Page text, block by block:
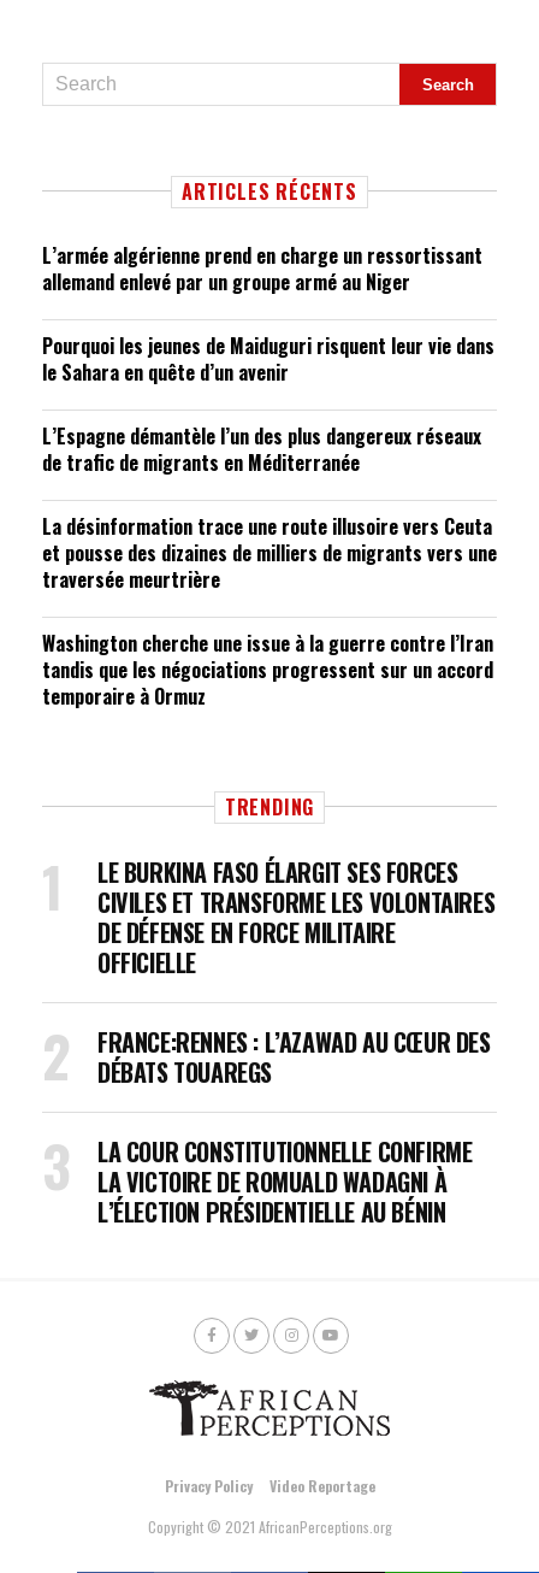
ARTICLES RÉCENTS
L’armée algérienne prend en charge un ressortissant
allemand enlevé par un groupe armé au Niger
Pourquoi les jeunes de Maiduguri risquent leur vie dans
le Sahara en quête d’un avenir
L’Espagne démantèle l’un des plus dangereux réseaux
de trafic de migrants en Méditerranée
La désinformation trace une route illusoire vers Ceuta
et pousse des dizaines de milliers de migrants vers une
traversée meurtrière
Washington cherche une issue à la guerre contre l’Iran
tandis que les négociations progressent sur un accord
temporaire à Ormuz
TRENDING
LE BURKINA FASO ÉLARGIT SES FORCES
CIVILES ET TRANSFORME LES VOLONTAIRES
DE DÉFENSE EN FORCE MILITAIRE
OFFICIELLE
FRANCE:RENNES : L’AZAWAD AU CŒUR DES
DÉBATS TOUAREGS
LA COUR CONSTITUTIONNELLE CONFIRME
LA VICTOIRE DE ROMUALD WADAGNI À
L’ÉLECTION PRÉSIDENTIELLE AU BÉNIN
Privacy Policy
Video Reportage
Copyright © 2021 AfricanPerceptions.org